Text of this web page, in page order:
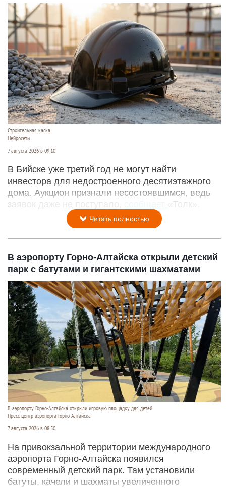
Строительная каска
Нейросети
7 августа 2026 в 09:10
В Бийске уже третий год не могут найти
инвестора для недостроенного десятиэтажного
дома. Аукцион признали несостоявшимся, ведь
заявок даже не поступало,
сообщает «Толк».
Читать полностью
В аэропорту Горно-Алтайска открыли детский
парк с батутами и гигантскими шахматами
В аэропорту Горно-Алтайска открыли игровую площадку для детей.
Пресс-центр аэропорта Горно-Алтайска
7 августа 2026 в 08:50
На привокзальной территории международного
аэропорта Горно-Алтайска появился
современный детский парк. Там установили
батуты, качели и шахматы увеличенного